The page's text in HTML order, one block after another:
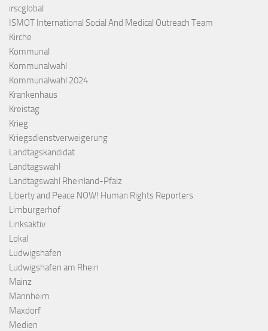
irscglobal
ISMOT International Social And Medical Outreach Team
Kirche
Kommunal
Kommunalwahl
Kommunalwahl 2024
Krankenhaus
Kreistag
Krieg
Kriegsdienstverweigerung
Landtagskandidat
Landtagswahl
Landtagswahl Rheinland-Pfalz
Liberty and Peace NOW! Human Rights Reporters
Limburgerhof
Linksaktiv
Lokal
Ludwigshafen
Ludwigshafen am Rhein
Mainz
Mannheim
Maxdorf
Medien